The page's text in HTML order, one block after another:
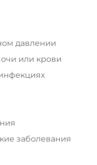
давлении
или крови
заболевания